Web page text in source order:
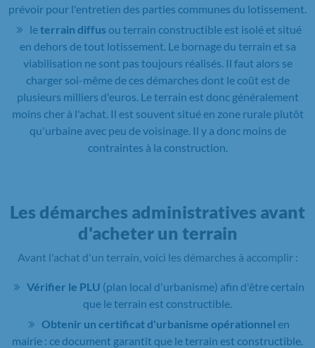
prévoir pour l'entretien des parties communes du lotissement.
leterrain diffusou terrain constructible est isolé et situé
en dehors de tout lotissement. Le bornage du terrain et sa
viabilisation ne sont pas toujours réalisés. Il faut alors se
charger soi-même de ces démarches dont le coût est de
plusieurs milliers d'euros. Le terrain est donc généralement
moins cher à l'achat. Il est souvent situé en zone rurale plutôt
qu'urbaine avec peu de voisinage. Il y a donc moins de
contraintes à la construction.
Les démarches administratives avant
d'acheter un terrain
Avant l'achat d'un terrain, voici les démarches à accomplir :
Vérifier le PLU (plan local d'urbanisme) afin d'être certain
que le terrain est constructible.
Obtenir un certificat d'urbanisme opérationnel en
mairie : ce document garantit que le terrain est constructible.